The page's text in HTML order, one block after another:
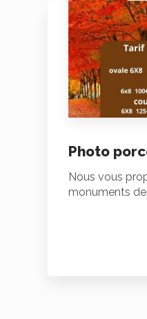
Photo
Nous vous
monuments